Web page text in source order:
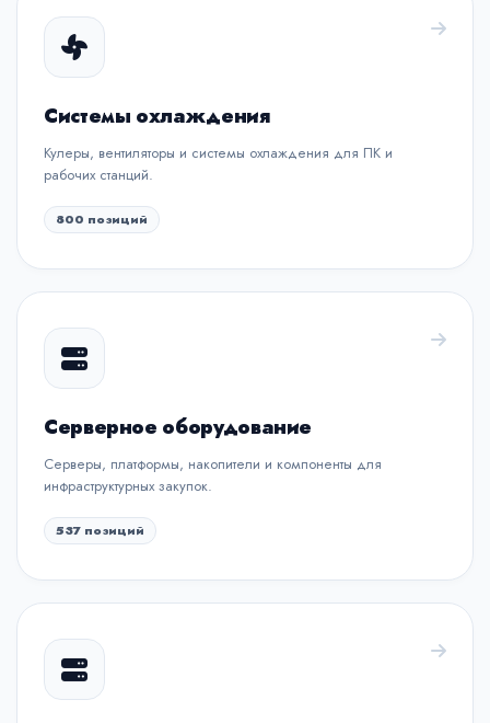
Системы охлаждения
Кулеры, вентиляторы и системы охлаждения для ПК и
рабочих станций.
800 позиций
Серверное оборудование
Серверы, платформы, накопители и компоненты для
инфраструктурных закупок.
537 позиций